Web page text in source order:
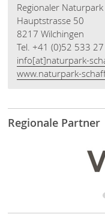
Regionaler
Hauptstrasse 50
8217 Wilchingen
Tel. +41 (0)52 533
info[at]naturpark-
www.naturpark-
Regionale Partner